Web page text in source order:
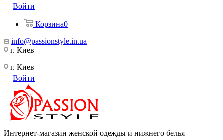
Войти
Корзина0
info@passionstyle.in.ua
г. Киев
г. Киев
Войти
Интернет-магазин женской одежды и нижнего белья